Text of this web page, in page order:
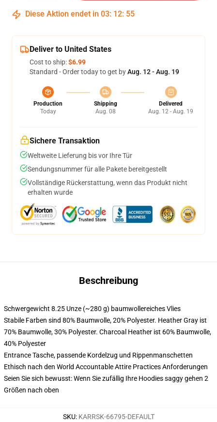
Diese Aktion endet in 03: 12: 54
Deliver to United States
Cost to ship:$6.99
Standard - Order today to get byAug. 12 - Aug. 19
Production
Today
Shipping
Aug. 08
Delivered
Aug. 12 - Aug. 19
Sichere Transaktion
Weltweite Lieferung bis vor Ihre Tür
Sendungsnummer für alle Pakete bereitgestellt
Vollständige Rückerstattung, wenn das Produkt nicht
erhalten wurde
Beschreibung
Schwergewicht 8.25 Unze (~280 g) baumwollereiches Vlies
Stabile Farben sind 80% Baumwolle, 20% Polyester. Heather Gray ist
70% Baumwolle, 30% Polyester. Charcoal Heather ist 60% Baumwolle,
40% Polyester
Entrance Tasche, passende Kordelzug und Rippenmanschetten
Ethisch nach den World Accountable Attire Practices Anforderungen
Seien Sie sich bewusst: Wenn Sie zufällig Ihre Hoodies saggy gehen 2
Größen nach oben
SKU: KARRSK-66795-DEFAULT